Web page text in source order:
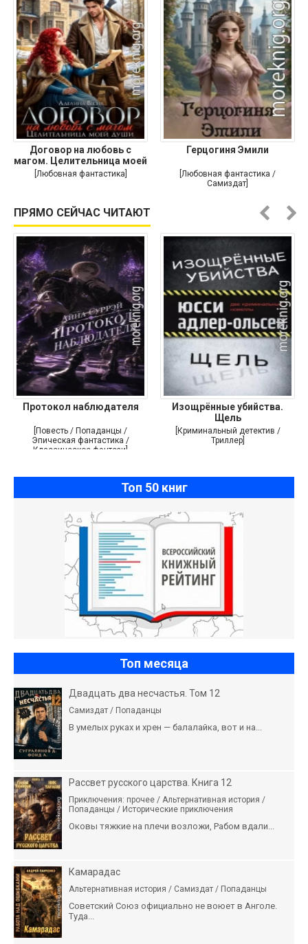
Договор на любовь с
магом. Целительница моей
души
[Любовная фантастика]
Герцогиня Эмили
[Любовная фантастика /
Самиздат]
ПРЯМО СЕЙЧАС ЧИТАЮТ
Протокол наблюдателя
[Повесть / Попаданцы /
Эпическая фантастика /
Классическое фэнтези]
Изощрённые убийства.
Щель
[Криминальный детектив /
Триллер]
Топ 50 книг
Топ месяца
Двадцать два несчастья. Том 12
Самиздат / Попаданцы
В умелых руках и хрен — балалайка, вот и на...
Рассвет русского царства. Книга 12
Приключения: прочее / Альтернативная история /
Попаданцы / Исторические приключения
Оковы тяжкие на плечи возложи, Рабом вдали...
Камарадас
Альтернативная история / Самиздат / Попаданцы
Советский Союз официально не воюет в Анголе.
Туда...